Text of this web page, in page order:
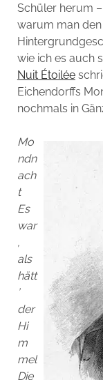
Schüler herum
warum man
wie ich es auch
Nuit Étoilée
Eichendorffs
nochmals in
Mo
ndn
ach
t
Es
war
,
als
hätt
der
Hi
m
mel
Die